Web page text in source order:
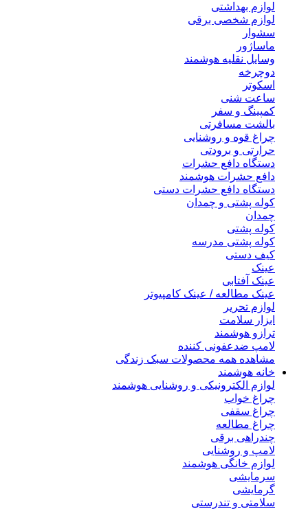
لوازم بهداشتی
لوازم شخصی برقی
سشوار
ماساژور
وسایل نقلیه هوشمند
دوچرخه
اسکوتر
ساعت شنی
کمپینگ و سفر
بالشت مسافرتی
چراغ قوه و روشنایی
حرارتی و برودتی
دستگاه دافع حشرات
دافع حشرات هوشمند
دستگاه دافع حشرات دستی
کوله پشتی و چمدان
چمدان
کوله پشتی
کوله پشتی مدرسه
کیف دستی
عینک
عینک آفتابی
عینک مطالعه / عینک کامپیوتر
لوازم تحریر
ابزار سلامت
ترازو هوشمند
لامپ ضدعفونی کننده
مشاهده همه محصولات سبک زندگی
خانه هوشمند
لوازم الکترونیکی و روشنایی هوشمند
چراغ خواب
چراغ سقفی
چراغ مطالعه
چندراهی برقی
لامپ و روشنایی
لوازم خانگی هوشمند
سرمایشی
گرمایشی
سلامتی و تندرستی